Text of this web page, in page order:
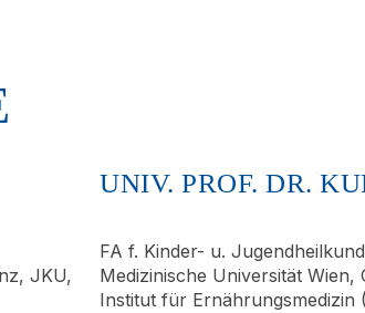
JKU,
UNIV. PROF. DR.
FA f. Kinder- u.
Medizinische Universität Wien,
Institut für Ernährungsmedizin